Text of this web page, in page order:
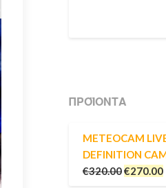
ΠΡΟΪΌΝΤΑ
METEOCAM
DEFINITION
€320.00€270.00